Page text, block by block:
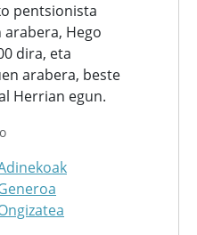
pentsionista
Hego
dira, eta
arabera, beste
Herrian egun.